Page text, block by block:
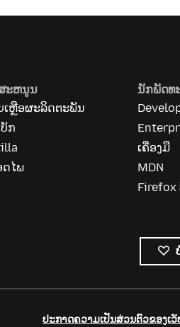
ະຫນູນ
ເຫຼືອຜະລິດຕະພັນ
ກ
ດໄພ
ນັກພັດທ
ເຄື່ອງມື
MDN
ປະກາດຄວາມເປັນສ່ວນຕົວຂອງເວັ